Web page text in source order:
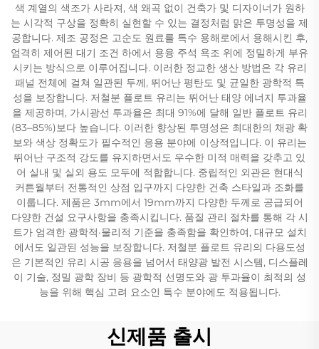
색 계열의 색조가 사라져, 색 왜곡 없이 건축가 및 디자이너가 원하
는 시각적 구상을 정확히 실현할 수 있는 결정처럼 맑은 투명성을 제
공합니다. 제조 공정은 고순도 원료를 특수 용해로에서 용해시킨 후,
엄격히 제어된 대기 조건 하에서 용융 주석 욕조 위에 정밀하게 부유
시키는 방식으로 이루어집니다. 이러한 정교한 생산 방법은 각 유리
패널 전체에 걸쳐 일관된 두께, 뛰어난 평탄도 및 균일한 광학적 특
성을 보장합니다. 저철분 플로트 유리는 뛰어난 태양 에너지 투과율
을 제공하며, 가시광선 투과율은 최대 91%에 달해 일반 플로트 유리
(83–85%)보다 높습니다. 이러한 향상된 투명성은 최대한의 채광 확
보와 색상 정확도가 필수적인 응용 분야에 이상적입니다. 이 유리는
뛰어난 구조적 강도를 유지하면서도 우수한 미적 매력을 갖추고 있
어 실내 및 실외 용도 모두에 적합합니다. 중립적인 외관은 현대식
커튼월부터 전통적인 상점 입구까지 다양한 건축 스타일과 조화를
이룹니다. 제품은 3mm에서 19mm까지 다양한 두께로 공급되어
다양한 건설 요구사항을 충족시킵니다. 품질 관리 절차를 통해 각 시
트가 엄격한 광학적·물리적 기준을 충족함을 확인하여, 대규모 설치
에서도 일관된 성능을 보장합니다. 저철분 플로트 유리의 다용도성
은 기본적인 유리 시공 응용을 넘어서 태양광 발전 시스템, 디스플레
이 기술, 정밀 광학 장비 등 광학적 선명도와 광 투과율이 최적의 성
능을 위해 핵심 고려 요소인 특수 분야에도 적용됩니다.
신제품 출시